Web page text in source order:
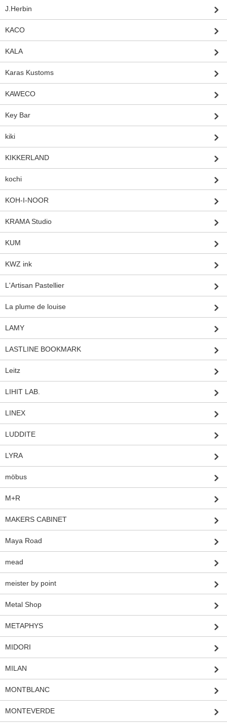
J.Herbin
KACO
KALA
Karas Kustoms
KAWECO
Key Bar
kiki
KIKKERLAND
kochi
KOH-I-NOOR
KRAMA Studio
KUM
KWZ ink
L'Artisan Pastellier
La plume de louise
LAMY
LASTLINE BOOKMARK
Leitz
LIHIT LAB.
LINEX
LUDDITE
LYRA
möbus
M+R
MAKERS CABINET
Maya Road
mead
meister by point
Metal Shop
METAPHYS
MIDORI
MILAN
MONTBLANC
MONTEVERDE